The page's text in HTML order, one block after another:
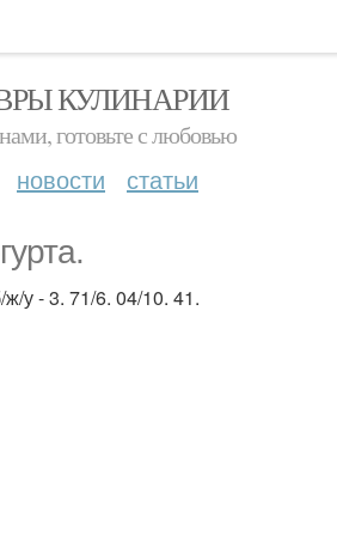
КУЛИНАРИИ
готовьте с любовью
новости статьи
у - 3. 71/6. 04/10. 41.